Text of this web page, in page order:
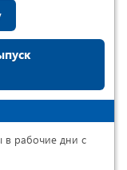
в рабочие дни с